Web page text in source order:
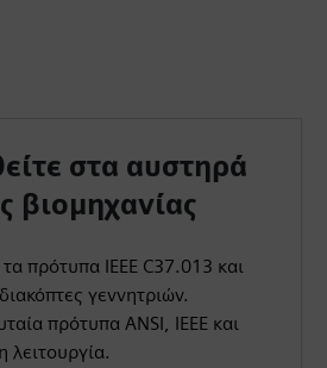
στα αυστηρά
βιομηχανίας
πρότυπα IEEE C37.013 και
γεννητριών.
πρότυπα ANSI, IEEE και
λειτουργία.